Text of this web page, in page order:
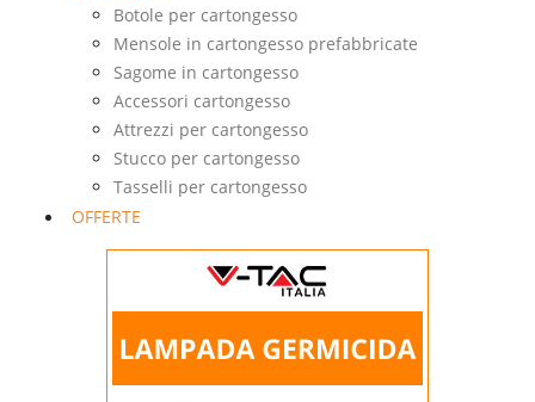
Botole per cartongesso
Mensole in cartongesso prefabbricate
Sagome in cartongesso
Accessori cartongesso
Attrezzi per cartongesso
Stucco per cartongesso
Tasselli per cartongesso
OFFERTE